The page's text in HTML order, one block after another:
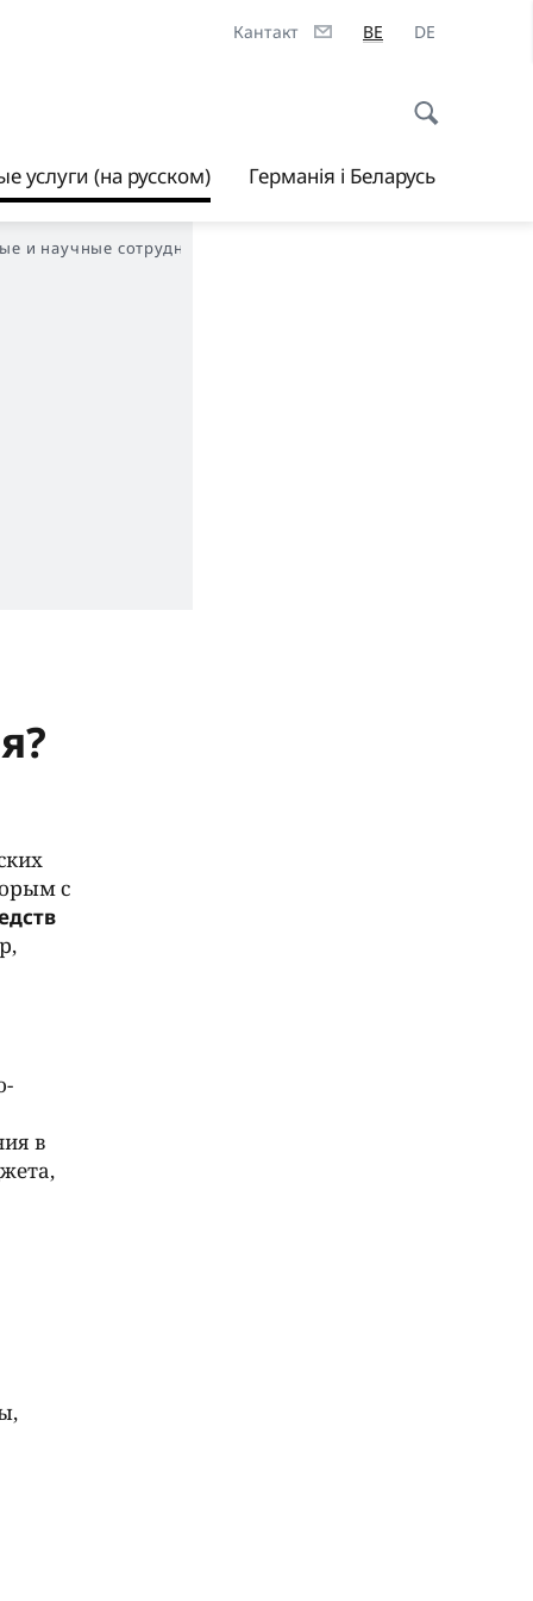
Кантакт BE DE
услуги (на русском) Германія і Беларусь
и научные сотрудники.
с
в